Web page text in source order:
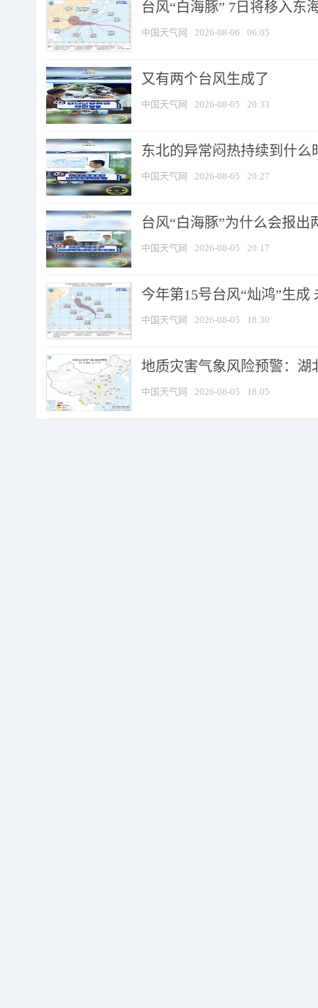
台风“白海豚” 7日将移入东
中国天气网 2026-08-06 06:05
又有两个台风生成了
中国天气网 2026-08-05 20:33
东北的异常闷热持续到什么
中国天气网 2026-08-05 20:27
台风“白海豚”为什么会报出
中国天气网 2026-08-05 20:17
今年第15号台风“灿鸿”生成
中国天气网 2026-08-05 18:30
地质灾害气象风险预警：湖
中国天气网 2026-08-05 18:05